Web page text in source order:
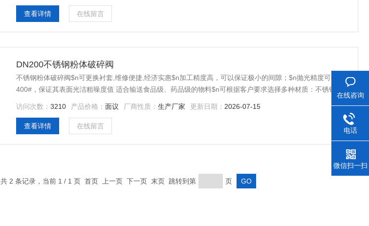
查看详情 在线留言
DN200不锈钢粉体破碎阀
不锈钢粉体破碎阀$n可更换衬套,维修便捷,经济实惠$n加工精度高，可以保证极小的间隙；$n抛光精度可达
400#，保证其表面光洁粗噪度值 适合输送食品级、药品级的物料$n可根据客户要求选择多种材质：不锈钢
访问次数： 3210 产品价格： 面议 厂商性质： 生产厂家 更新日期： 2026-07-15
查看详情 在线留言
共 2 条记录，当前 1 / 1 页 首页 上一页 下一页 末页 跳转到第 页
在线咨询
电话
微信扫一扫